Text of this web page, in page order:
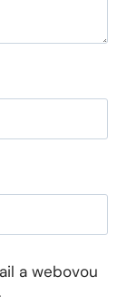
a webovou